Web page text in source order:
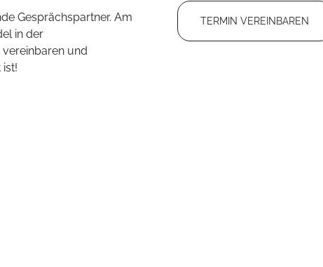
Gesprächspartner. Am
in der
und
TERMIN VEREINBAREN